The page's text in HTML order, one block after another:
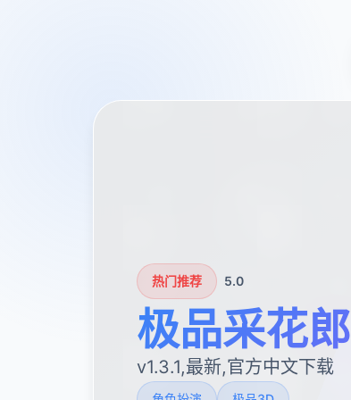
热门推荐 5.0
极品采花郎
v1.3.1,最新,官方中文下载